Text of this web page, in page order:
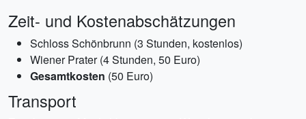
Zeit- und Kostenabschätzungen
Schloss Schönbrunn (3 Stunden, kostenlos)
Wiener Prater (4 Stunden, 50 Euro)
Gesamtkosten (50 Euro)
Transport